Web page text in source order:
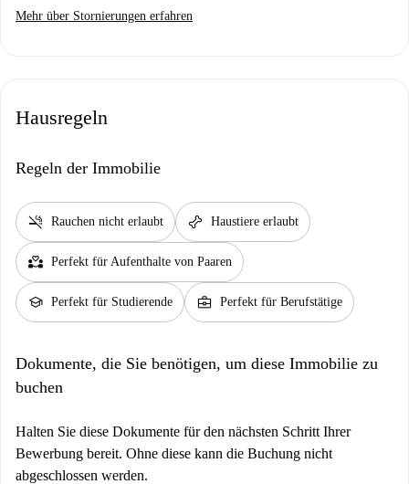
Mehr über Stornierungen erfahren
Hausregeln
Regeln der Immobilie
smoke_free Rauchen nicht erlaubt pet_supplies Haustiere erlaubt
partner_heart Perfekt für Aufenthalte von Paaren
school Perfekt für Studierende business_center Perfekt für Berufstätige
Dokumente, die Sie benötigen, um diese Immobilie zu
buchen
Halten Sie diese Dokumente für den nächsten Schritt Ihrer
Bewerbung bereit. Ohne diese kann die Buchung nicht
abgeschlossen werden.